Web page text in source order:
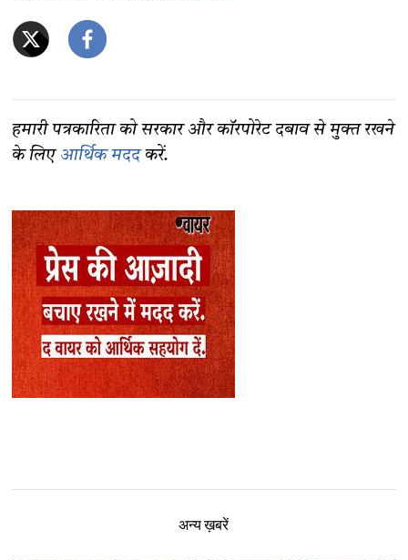
हमारी पत्रकारिता को सरकार और कॉरपोरेट दबाव से मुक्त रखने
के लिए आर्थिक मददकरें.
अन्य ख़बरें